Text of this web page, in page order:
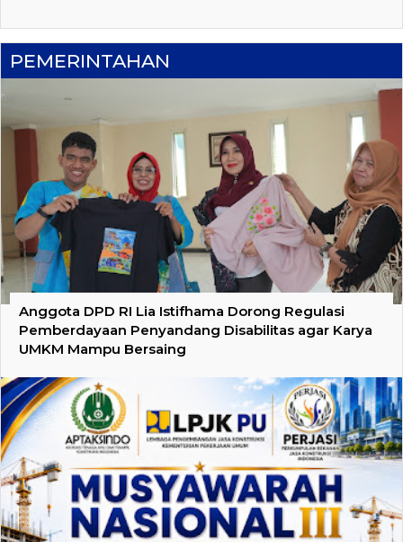
PEMERINTAHAN
Anggota DPD RI Lia Istifhama Dorong Regulasi
Pemberdayaan Penyandang Disabilitas agar Karya
UMKM Mampu Bersaing